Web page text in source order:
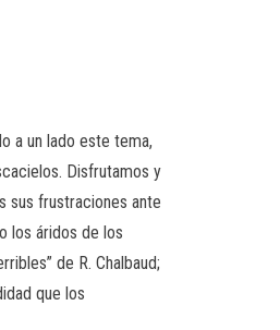
a un lado este tema,
Disfrutamos y
sus frustraciones ante
los áridos de los
de R. Chalbaud;
que los